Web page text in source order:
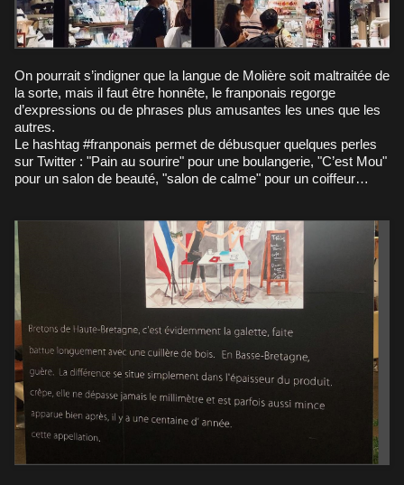
On pourrait s’indigner que la langue de Molière soit maltraitée de
la sorte, mais il faut être honnête, le franponais regorge
d’expressions ou de phrases plus amusantes les unes que les
autres.
Le hashtag #franponais permet de débusquer quelques perles
sur Twitter : "Pain au sourire" pour une boulangerie, "C’est Mou"
pour un salon de beauté, "salon de calme" pour un coiffeur…